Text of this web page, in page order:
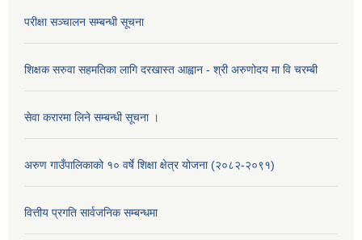
परीक्षा सञ्चालन सम्बन्धी सूचना
शिक्षक सरुवा सहमतिका लागि दरखास्त आह्वान - श्री अरुणोदय मा वि चरम्बी
सेवा करारमा लिने सम्बन्धी सूचना ।
अरुण गाउँपालिकाको १० वर्षे शिक्षा क्षेत्र योजना (२०८२-२०९१)
वित्तीय प्रगति सार्वजनिक सम्बन्धमा